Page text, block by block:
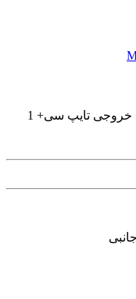
مجموعا 3 پورت : یک کابل خروجی تایپ سی+ 1